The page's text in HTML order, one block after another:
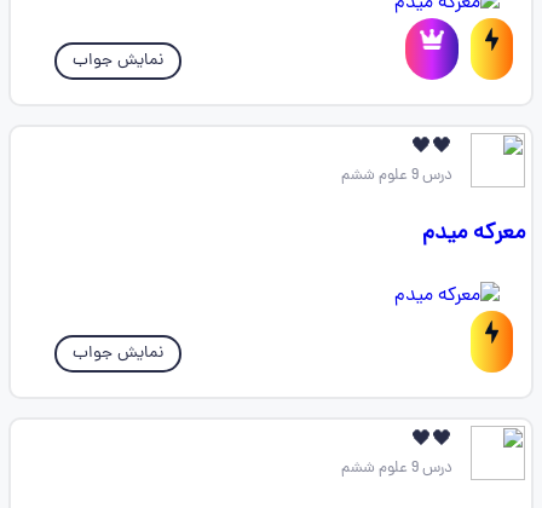
نمایش جواب
🖤🖤
درس 9 علوم ششم
معرکه میدم
نمایش جواب
🖤🖤
درس 9 علوم ششم